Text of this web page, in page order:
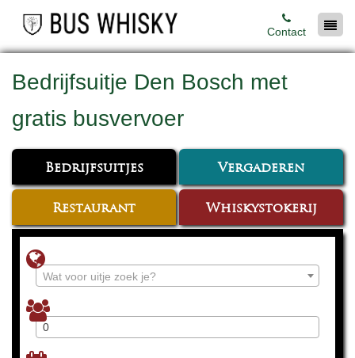
Contact
Bedrijfsuitje Den Bosch met
gratis busvervoer
Bedrijfsuitjes Vergaderen
Restaurant Whiskystokerij
Wat voor uitje zoek je?